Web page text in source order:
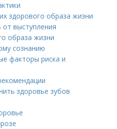
здорового образа жизни
выступления
образа жизни
сознанию
факторы риска и
здоровье зубов